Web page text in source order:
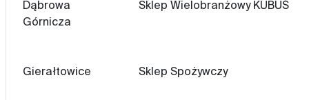
Dąbrowa
Górnicza
Sklep Wielobranżowy KUBUŚ
Gierałtowice Sklep Spożywczy